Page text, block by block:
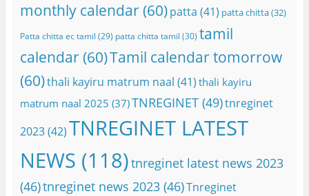
monthly calendar(60) patta (41) patta chitta(32)
Patta chitta ec tamil (29) patta chitta tamil (30) tamil
calendar(60)Tamil calendar tomorrow
(60)thali kayiru matrum naal (41) thali kayiru
matrum naal 2025 (37)TNREGINET(49)tnreginet
2023(42)TNREGINET LATEST
NEWS (118)tnreginet latest news 2023
(46)tnreginet news 2023(46)Tnreginet